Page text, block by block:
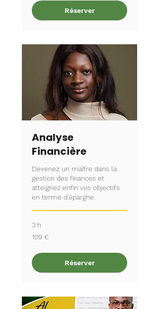
Réserver
Analyse
Financière
Devenez un maître dans la
gestion des finances et
atteignez enfin vos objectifs
en terme d'épargne.
3 h
109
euros
109 €
Réserver